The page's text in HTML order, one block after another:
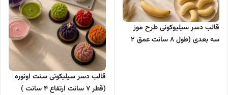
قالب دسر سیلیوکونی طرح موز
سه بعدی (طول ۸ سانت عمق ۲
قالب دسر سیلیکونی سنت اونوره
(قطر 7 سانت ارتفاع 4 سانت )